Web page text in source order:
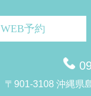
WEB予約
〒901-3108 沖縄県